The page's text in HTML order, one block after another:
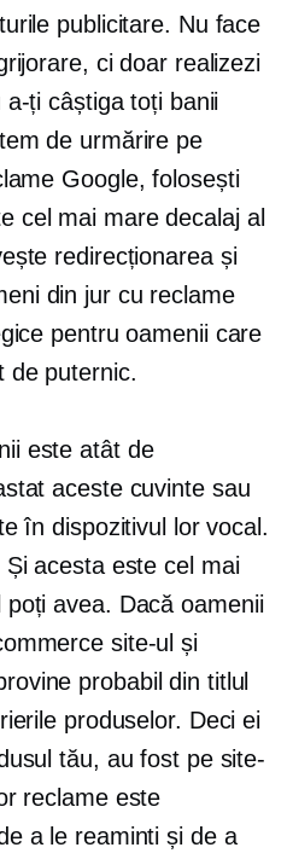
publicitare. Nu face
ci doar realizezi
ți câștiga toți banii
de urmărire pe
Google, folosești
cel mai mare decalaj al
redirecționarea și
din jur cu reclame
pentru oamenii care
de puternic.
este atât de
aceste cuvinte sau
în dispozitivul lor vocal.
acesta este cel mai
avea. Dacă oamenii
site-ul și
probabil din titlul
produselor. Deci ei
tău, au fost pe site-
reclame este
a le reaminti și de a